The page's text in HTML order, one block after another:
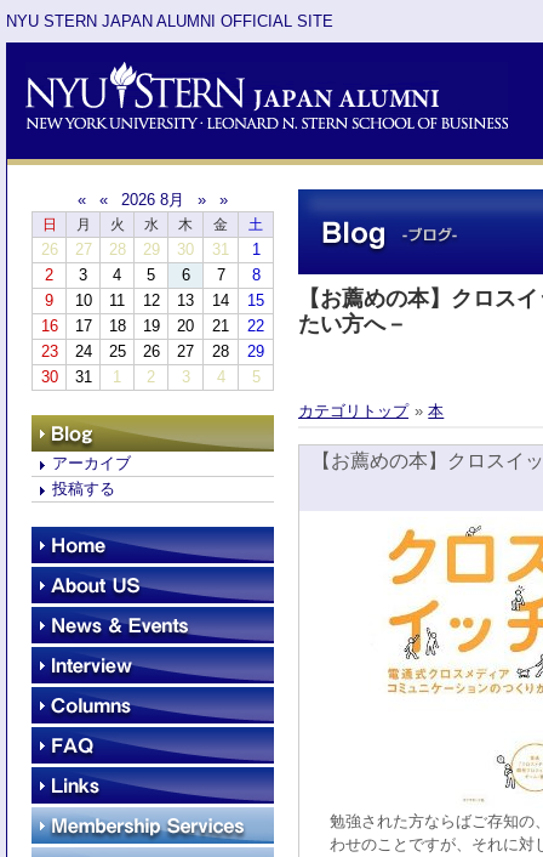
NYU STERN JAPAN ALUMNI OFFICIAL SITE
« « 2026 8月 » »
日 月 火 水 木 金 土
26 27 28 29 30 31
1
2
3 4 5 6 7
8
9
10 11 12 13 14
15
16
17 18 19 20 21
22
23
24 25 26 27 28
29
30
31 1 2 3 4 5
アーカイブ
投稿する
【お薦めの本】クロ
たい方へ－
カテゴリトップ »本
【お薦めの本】クロス
勉強された方ならばご存知の
わせのことですが、それに対